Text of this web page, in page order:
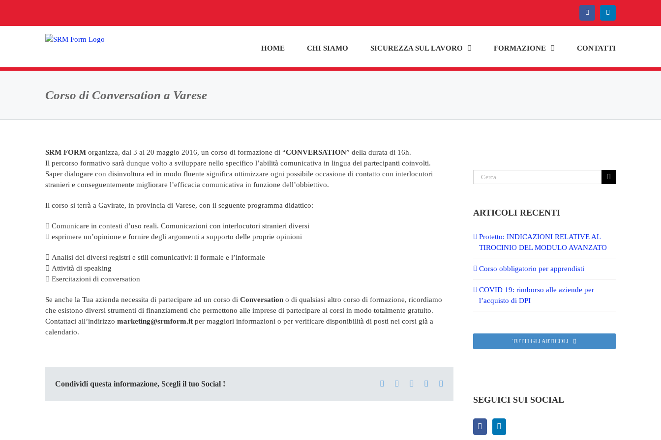
contenuto
FacebookLinkedIn
HOME CHI SIAMO SICUREZZA SUL LAVORO FORMAZIONE CONTATTI
Corso di Conversation a Varese
SRM FORM organizza, dal 3 al 20 maggio 2016, un corso di formazione di “CONVERSATION” della durata di 16h.
Il percorso formativo sarà dunque volto a sviluppare nello specifico l’abilità comunicativa in lingua dei partecipanti coinvolti.
Saper dialogare con disinvoltura ed in modo fluente significa ottimizzare ogni possibile occasione di contatto con interlocutori
stranieri e conseguentemente migliorare l’efficacia comunicativa in funzione dell’obbiettivo.
Il corso si terrà a Gavirate, in provincia di Varese, con il seguente programma didattico:
 Comunicare in contesti d’uso reali. Comunicazioni con interlocutori stranieri diversi
 esprimere un’opinione e fornire degli argomenti a supporto delle proprie opinioni
 Analisi dei diversi registri e stili comunicativi: il formale e l’informale
 Attività di speaking
 Esercitazioni di conversation
Se anche la Tua azienda necessita di partecipare ad un corso di Conversation o di qualsiasi altro corso di formazione, ricordiamo
che esistono diversi strumenti di finanziamenti che permettono alle imprese di partecipare ai corsi in modo totalmente gratuito.
Contattaci all’indirizzo marketing@srmform.it per maggiori informazioni o per verificare disponibilità di posti nei corsi già a
calendario.
Condividi questa informazione, Scegli il tuo Social ! Facebook LinkedInPinterest
Cerca
per:
ARTICOLI RECENTI
Protetto: INDICAZIONI RELATIVE AL
TIROCINIO DEL MODULO AVANZATO
Corso obbligatorio per apprendisti
COVID 19: rimborso alle aziende per
l’acquisto di DPI
TUTTI GLI ARTICOLI
SEGUICI SUI SOCIAL